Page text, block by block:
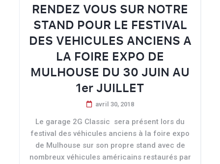
RENDEZ VOUS SUR NOTRE
STAND POUR LE FESTIVAL
DES VEHICULES ANCIENS A
LA FOIRE EXPO DE
MULHOUSE DU 30 JUIN AU
1er JUILLET
avril 30, 2018
Le garage 2G Classic sera présent lors du
festival des véhicules anciens à la foire expo
de Mulhouse sur son propre stand avec de
nombreux véhicules américains restaurés par